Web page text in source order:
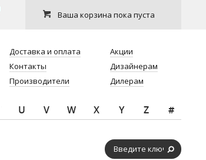
Ваша корзина пока пуста
Доставка и оплата
Контакты
Производители
Акции
Дизайнерам
Дилерам
U V W X Y Z #